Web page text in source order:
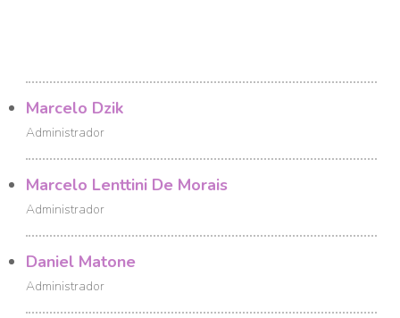
Marcelo Dzik
Administrador
Marcelo Lenttini De Morais
Administrador
Daniel Matone
Administrador